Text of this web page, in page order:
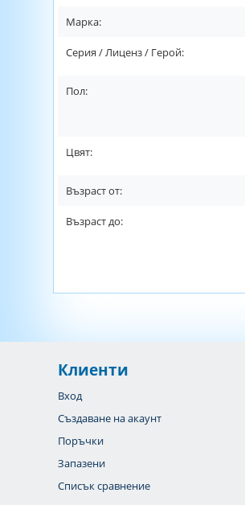
Марка:
Серия / Лиценз / Герой:
Пол:
Цвят:
Възраст от:
Възраст до:
Клиенти
Вход
Създаване на акаунт
Поръчки
Запазени
Списък сравнение